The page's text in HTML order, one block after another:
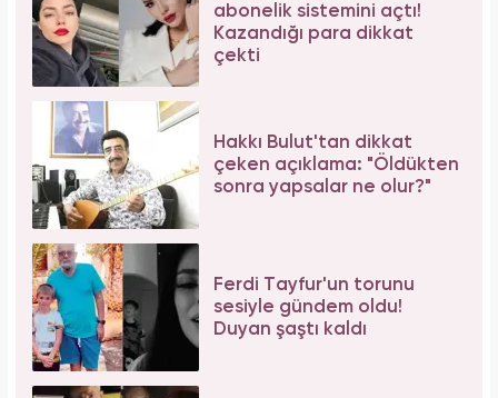
abonelik sistemini açtı!
Kazandığı para dikkat
çekti
Hakkı Bulut'tan dikkat
çeken açıklama: "Öldükten
sonra yapsalar ne olur?"
Ferdi Tayfur'un torunu
sesiyle gündem oldu!
Duyan şaştı kaldı